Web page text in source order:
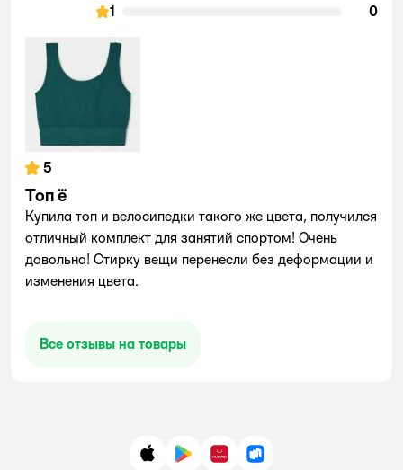
1
0
5
Топ ё
Купила топ и велосипедки такого же цвета, получился
отличный комплект для занятий спортом! Очень
довольна! Стирку вещи перенесли без деформации и
изменения цвета.
Все отзывы на товары
App StoreGoogle Play
AppGallery
RuStore